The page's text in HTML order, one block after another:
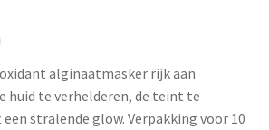
alginaatmasker rijk aan
huid te verhelderen, de teint te
stralende glow. Verpakking voor 10